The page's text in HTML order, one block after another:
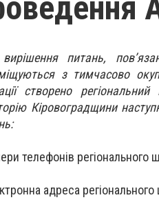
питань,
з тимчасово
створено
Кіровоградщини
телефонів
адреса регіонального